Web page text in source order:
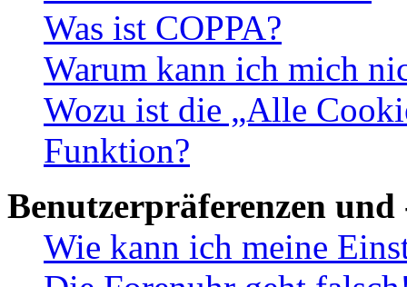
Was ist COPPA?
Warum kann ich mich
Wozu ist die „Alle
Funktion?
Benutzerpräferenzen und
Wie kann ich meine